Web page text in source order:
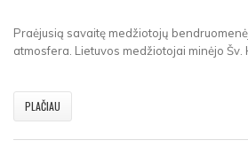
Praėjusią savaitę medžiotojų
atmosfera. Lietuvos medžiotojai minėjo Šv.
PLAČIAU